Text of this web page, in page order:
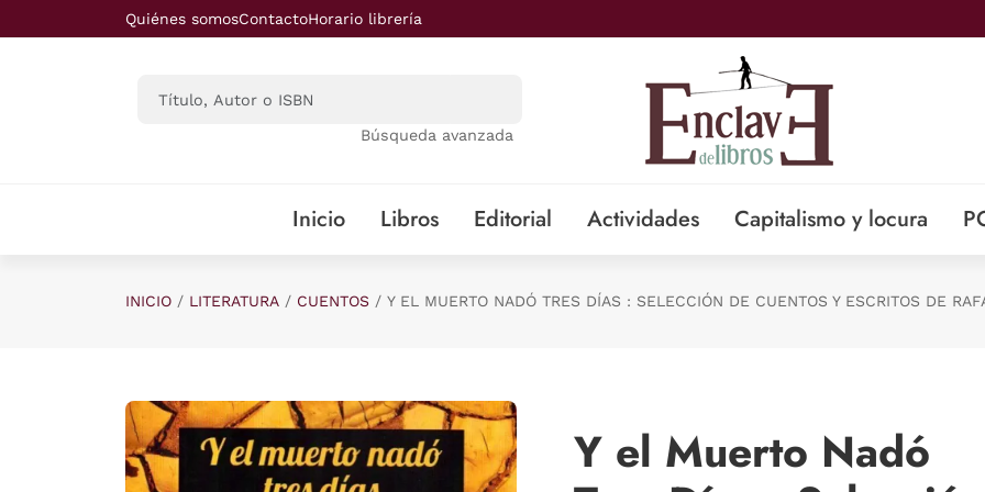
Saltar al contenido principal
Quiénes somosContactoHorario librería
Búsqueda avanzada
Inicio Libros Editorial Actividades Capitalismo y locura
INICIO LITERATURA CUENTOS Y EL MUERTO NADÓ TRES DÍAS : SELECCIÓN DE CUENTOS Y ESCRITOS DE
Y el Muerto Nadó